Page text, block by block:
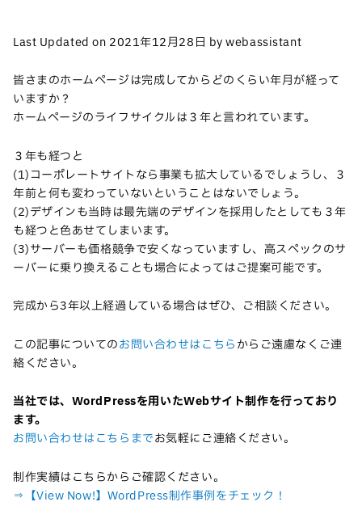
Last Updated on 2021年12月28日 by webassistant
皆さまのホームページは完成してからどのくらい年月が経って
いますか？
ホームページのライフサイクルは３年と言われています。
３年も経つと
(1)コーポレートサイトなら事業も拡大しているでしょうし、３
年前と何も変わっていないということはないでしょう。
(2)デザインも当時は最先端のデザインを採用したとしても３年
も経つと色あせてしまいます。
(3)サーバーも価格競争で安くなっていますし、高スペックのサ
ーバーに乗り換えることも場合によってはご提案可能です。
完成から3年以上経過している場合はぜひ、ご相談ください。
この記事についてのお問い合わせはこちらからご遠慮なくご連
絡ください。
当社では、WordPressを用いたWebサイト制作を行っており
ます。
お問い合わせはこちらまでお気軽にご連絡ください。
制作実績はこちらからご確認ください。
⇒【View Now!】WordPress制作事例をチェック！